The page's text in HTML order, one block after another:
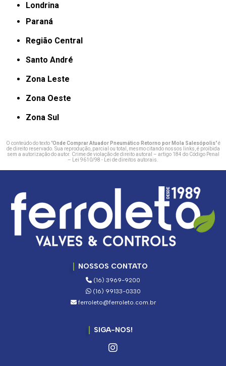
Londrina
Paraná
Região Central
Santo André
Zona Leste
Zona Oeste
Zona Sul
O conteúdo do texto "Onde Comprar Atuador Pneumático Retorno por Mola Salesópolis" é
de direito reservado. Sua reprodução, parcial ou total, mesmo citando nossos links, é proibida
sem a autorização do autor. Crime de violação de direito autoral – artigo 184 do Código Penal
– Lei 9610/98 - Lei de direitos autorais.
NOSSOS CONTATO
(16) 3969-9200
(16) 99133-0330
ferroleto@ferroleto.com.br
SIGA-NOS!